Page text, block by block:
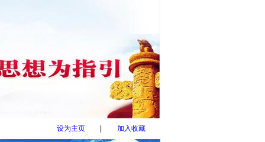
设为主页 加入收藏